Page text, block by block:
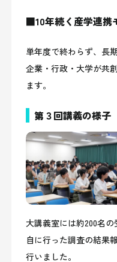
■10年続く産学連携
単年度で終わらず、長
企業・行政・大学が共
ます。
第３回講義の様子
大講義室には約200名
自に行った調査の結果
行いました。